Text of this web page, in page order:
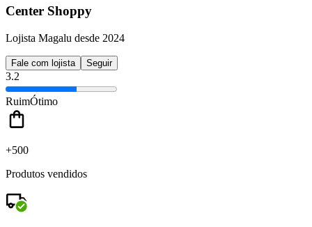
Center Shoppy
Lojista Magalu desde 2024
Fale com lojista Seguir
3.2
RuimÓtimo
+500
Produtos vendidos